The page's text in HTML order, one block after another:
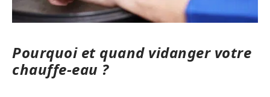
Pourquoi et quand vidanger votre
chauffe-eau ?